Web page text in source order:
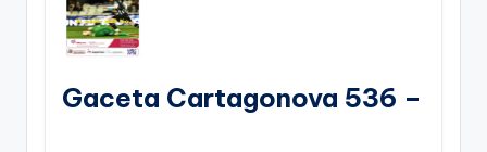
Gaceta Cartagonova 536 –